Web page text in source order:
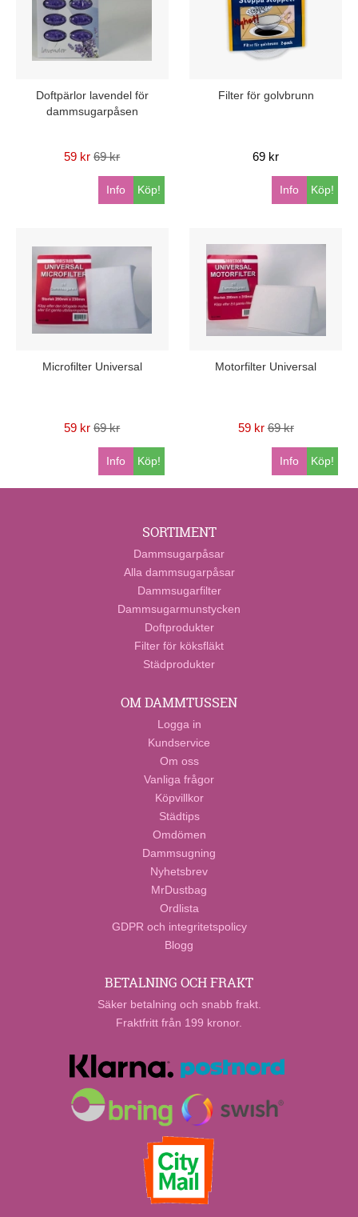
Doftpärlor lavendel för
dammsugarpåsen
59 kr 69 kr
Köp!
Info
Filter för golvbrunn
69 kr
Köp!
Info
Microfilter Universal
59 kr 69 kr
Köp!
Info
Motorfilter Universal
59 kr 69 kr
Köp!
Info
SORTIMENT
Dammsugarpåsar
Alla dammsugarpåsar
Dammsugarfilter
Dammsugarmunstycken
Doftprodukter
Filter för köksfläkt
Städprodukter
OM DAMMTUSSEN
Logga in
Kundservice
Om oss
Vanliga frågor
Köpvillkor
Städtips
Omdömen
Dammsugning
Nyhetsbrev
MrDustbag
Ordlista
GDPR och integritetspolicy
Blogg
BETALNING OCH FRAKT
Säker betalning och snabb frakt.
Fraktfritt från 199 kronor.